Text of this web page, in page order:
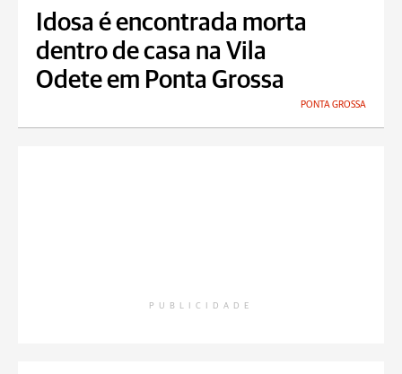
Idosa é encontrada morta
dentro de casa na Vila
Odete em Ponta Grossa
PONTA GROSSA
PUBLICIDADE